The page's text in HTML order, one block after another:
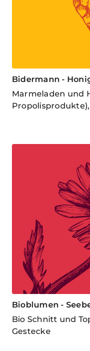
Bidermann -
Marmeladen und
Bioblumen -
Bio Schnitt und
Gestecke